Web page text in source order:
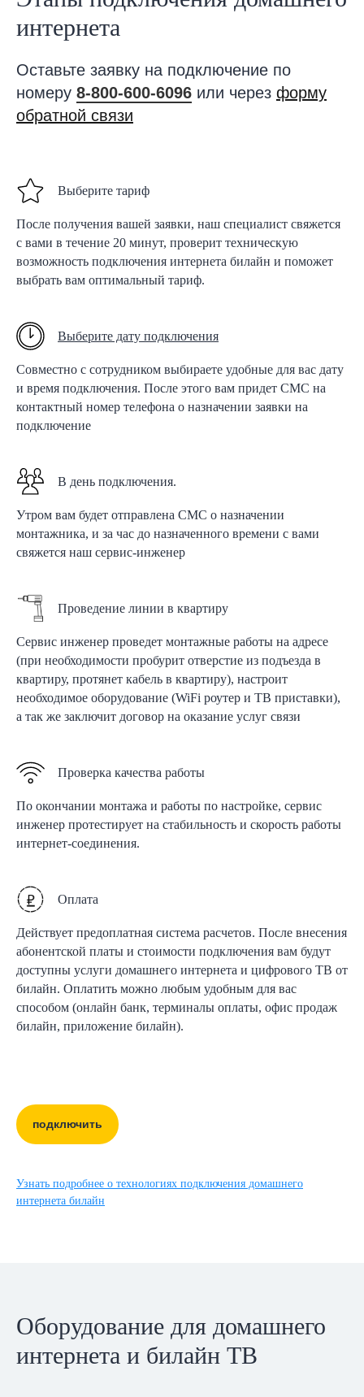
интернета
Оставьте заявку на подключение по
номеру 8-800-600-6096 или через форму
обратной связи
Выберите тариф
После получения вашей заявки, наш специалист свяжется
с вами в течение 20 минут, проверит техническую
возможность подключения интернета билайн и поможет
выбрать вам оптимальный тариф.
Выберите дату подключения
Совместно с сотрудником выбираете удобные для вас дату
и время подключения. После этого вам придет СМС на
контактный номер телефона о назначении заявки на
подключение
В день подключения.
Утром вам будет отправлена СМС о назначении
монтажника, и за час до назначенного времени с вами
свяжется наш сервис-инженер
Проведение линии в квартиру
Сервис инженер проведет монтажные работы на адресе
(при необходимости пробурит отверстие из подъезда в
квартиру, протянет кабель в квартиру), настроит
необходимое оборудование (WiFi роутер и ТВ приставки),
а так же заключит договор на оказание услуг связи
Проверка качества работы
По окончании монтажа и работы по настройке, сервис
инженер протестирует на стабильность и скорость работы
интернет-соединения.
Оплата
Действует предоплатная система расчетов. После внесения
абонентской платы и стоимости подключения вам будут
доступны услуги домашнего интернета и цифрового ТВ от
билайн. Оплатить можно любым удобным для вас
способом (онлайн банк, терминалы оплаты, офис продаж
билайн, приложение билайн).
подключить
Узнать подробнее о технологиях подключения домашнего
интернета билайн
Оборудование для домашнего
интернета и билайн ТВ